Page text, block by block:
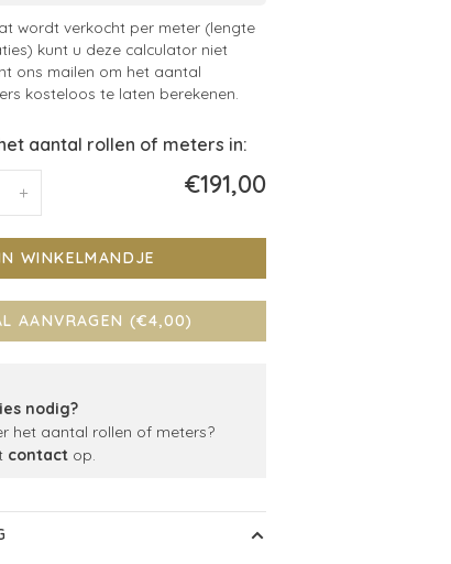
wordt verkocht per meter (lengte
kunt u deze calculator niet
ons mailen om het aantal
kosteloos te laten berekenen.
aantal rollen of meters in:
+ €191,00
WINKELMANDJE
AANVRAGEN (€4,00)
nodig?
het aantal rollen of meters?
contactop.